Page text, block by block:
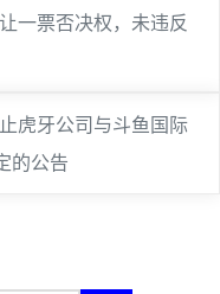
一票否决权，未违反
虎牙公司与斗鱼国际
的公告